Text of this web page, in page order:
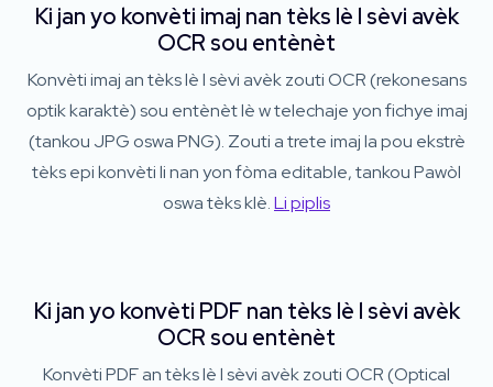
Ki jan yo konvèti imaj nan tèks lè l sèvi avèk
OCR sou entènèt
Konvèti imaj an tèks lè l sèvi avèk zouti OCR (rekonesans
optik karaktè) sou entènèt lè w telechaje yon fichye imaj
(tankou JPG oswa PNG). Zouti a trete imaj la pou ekstrè
tèks epi konvèti li nan yon fòma editable, tankou Pawòl
oswa tèks klè.Li piplis
Ki jan yo konvèti PDF nan tèks lè l sèvi avèk
OCR sou entènèt
Konvèti PDF an tèks lè l sèvi avèk zouti OCR (Optical